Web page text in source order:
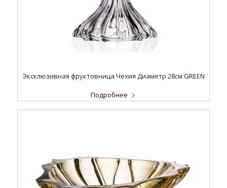
Эксклюзивная фруктовница Чехия Диаметр 28см GREEN
Подробнее